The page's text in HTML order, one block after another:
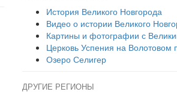
История Великого Новгорода
Видео о истории Великого
Картины и фотографии с
Церковь Успения на Волотовом
Озеро Селигер
ДРУГИЕ РЕГИОНЫ